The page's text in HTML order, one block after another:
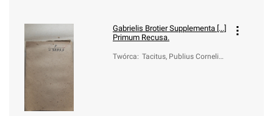
Gabrielis Brotier Supplementa [...]
Primum Recusa.
Twórca: Tacitus, Publius Cornelius